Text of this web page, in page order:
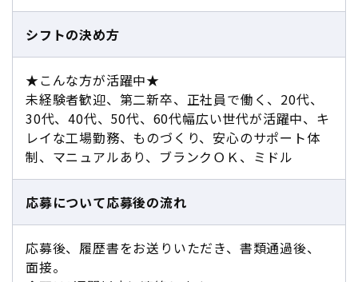
シフトの決め方
★こんな方が活躍中★
未経験者歓迎、第二新卒、正社員で働く、20代、
30代、40代、50代、60代幅広い世代が活躍中、キ
レイな工場勤務、ものづくり、安心のサポート体
制、マニュアルあり、ブランクＯＫ、ミドル
応募について応募後の流れ
応募後、履歴書をお送りいただき、書類通過後、
面接。